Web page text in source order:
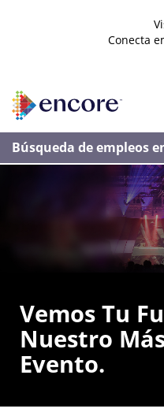
Conecta
Búsqueda de empleos
Vemos Tu
Nuestro
Evento.